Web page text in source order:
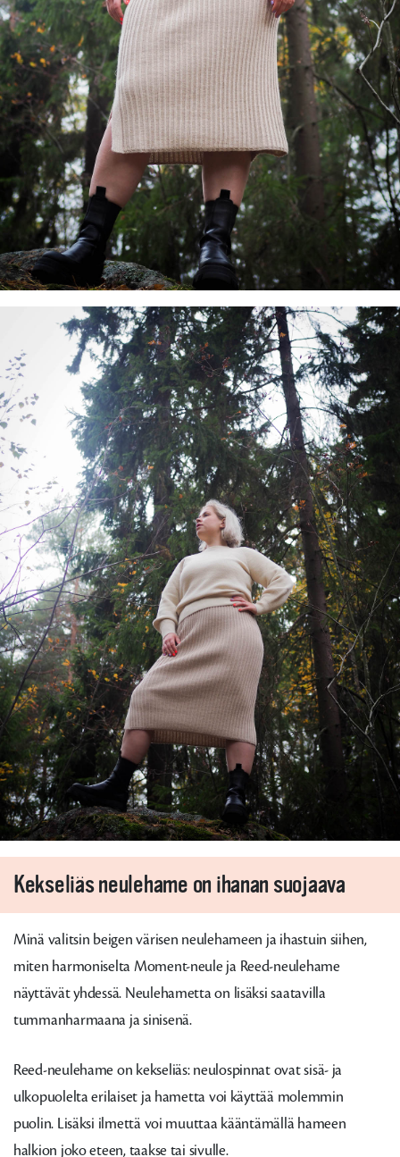
Kekseliäs neulehame on ihanan suojaava
Minä valitsin beigen värisen neulehameen ja ihastuin siihen,
miten harmoniselta Moment-neule ja Reed-neulehame
näyttävät yhdessä. Neulehametta on lisäksi saatavilla
tummanharmaana ja sinisenä.
Reed-neulehame on kekseliäs: neulospinnat ovat sisä- ja
ulkopuolelta erilaiset ja hametta voi käyttää molemmin
puolin. Lisäksi ilmettä voi muuttaa kääntämällä hameen
halkion joko eteen, taakse tai sivulle.